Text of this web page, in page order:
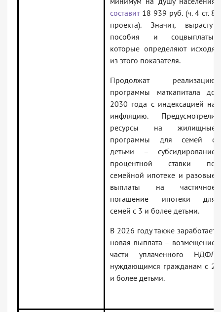
составит18 939 руб. (ч. 4 ст. 8
проекта). Значит, вырастут
пособия и соцвыплаты,
которые определяют исходя
из этого показателя.
Продолжат реализацию
программы маткапитала до
2030 года с индексацией на
инфляцию. Предусмотрели
ресурсы на жилищные
программы для семей с
детьми – субсидирование
процентной ставки по
семейной ипотеке и разовые
выплаты на частичное
погашение ипотеки для
семей с 3 и более детьми.
В 2026 году также заработает
новая выплата – возмещение
части уплаченного НДФЛ
нуждающимся гражданам с 2
и более детьми.